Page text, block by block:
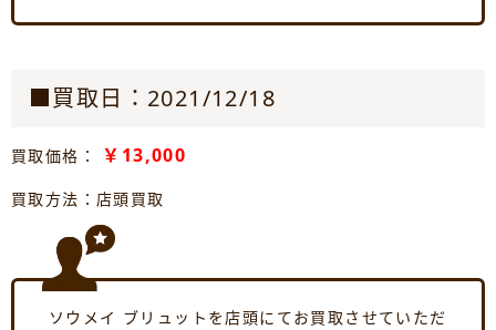
■買取日：2021/12/18
買取価格： ￥13,000
買取方法：店頭買取
ソウメイ ブリュットを店頭にてお買取させていただ